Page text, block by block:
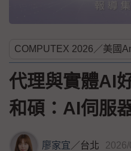
代理與實體AI
和碩：AI伺服
廖家宜 ／台北